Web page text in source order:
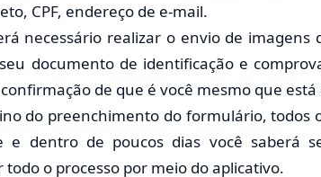
CPF, endereço de e-mail.
necessário realizar o envio de
documento de identificação e
de que é você mesmo que
do preenchimento do formulário, todos
e dentro de poucos dias você saberá
o processo por meio do aplicativo.